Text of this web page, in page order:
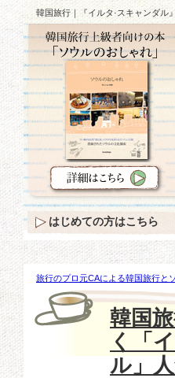
韓国旅行｜『イルタ·スキャンダル
旅行のプロ元CAによる韓国旅行と
『イルタ·スキャンダル』ではな
韓国
く「
ル」
はじめての方はこちら